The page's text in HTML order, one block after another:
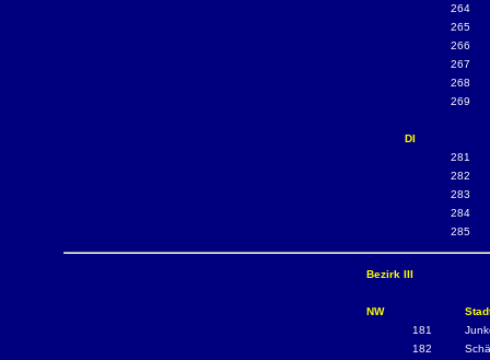
264
265
266
267
268
269
DI
281
282
283
284
285
Bezirk III
NW
181
182